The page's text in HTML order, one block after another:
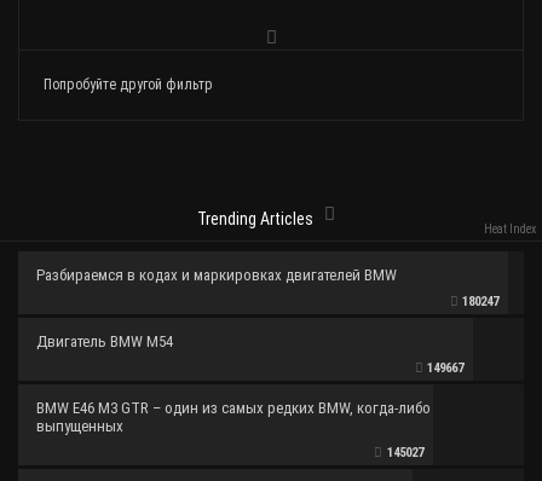
Попробуйте другой фильтр
Trending Articles
Heat Index
Разбираемся в кодах и маркировках двигателей BMW
180247
Двигатель BMW M54
149667
BMW E46 M3 GTR – один из самых редких BMW, когда-либо
выпущенных
145027